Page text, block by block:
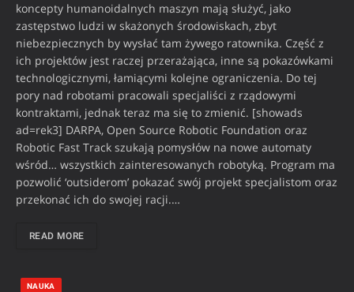
koncepty humanoidalnych maszyn mają służyć, jako
zastępstwo ludzi w skażonych środowiskach, zbyt
niebezpiecznych by wysłać tam żywego ratownika. Część z
ich projektów jest raczej przerażająca, inne są pokazówkami
technologicznymi, łamiącymi kolejne ograniczenia. Do tej
pory nad robotami pracowali specjaliści z rządowymi
kontraktami, jednak teraz ma się to zmienić. [showads
ad=rek3] DARPA, Open Source Robotic Foundation oraz
Robotic Fast Track szukają pomysłów na nowe automaty
wśród… wszystkich zainteresowanych robotyką. Program ma
pozwolić ‘outsiderom’ pokazać swój projekt specjalistom oraz
przekonać ich do swojej racji.…
READ MORE
NAUKA